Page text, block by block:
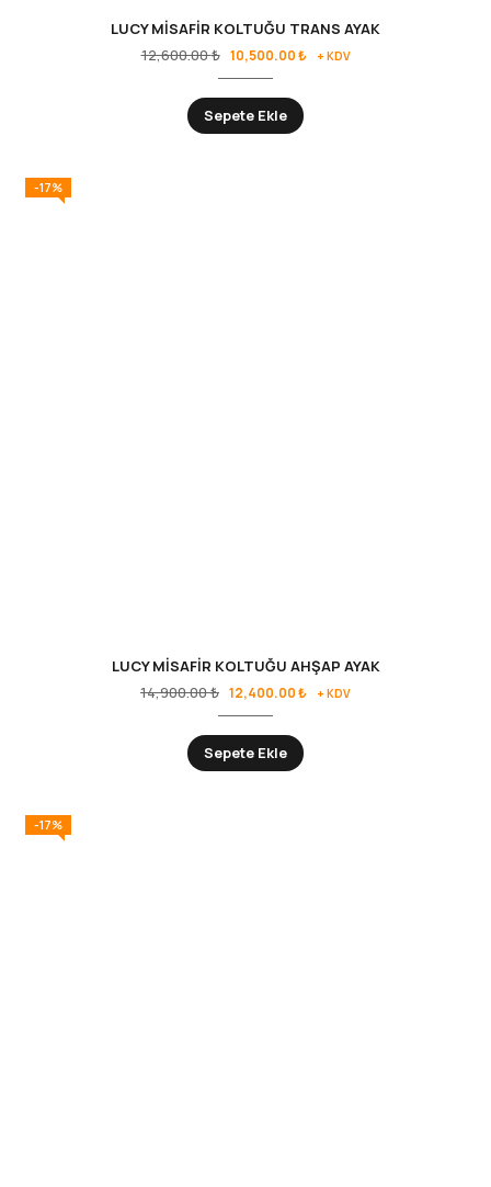
LUCY MİSAFİR KOLTUĞU TRANS AYAK
12,600.00₺ 10,500.00₺ + KDV
Sepete Ekle
-17%
LUCY MİSAFİR KOLTUĞU AHŞAP AYAK
14,900.00₺ 12,400.00₺ + KDV
Sepete Ekle
-17%